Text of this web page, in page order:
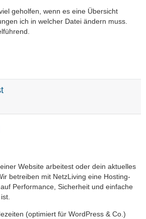
geholfen, wenn es eine Übersicht
ich in welcher Datei ändern muss.
Website arbeitest oder dein aktuelles
betreiben mit NetzLiving eine Hosting-
Performance, Sicherheit und einfache
(optimiert für WordPress & Co.)